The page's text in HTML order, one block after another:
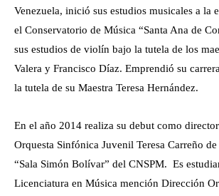
Venezuela, inició sus estudios musicales a la
el Conservatorio de Música “Santa Ana de
sus estudios de violín bajo la tutela de los
Valera y Francisco Díaz. Emprendió su
la tutela de su Maestra Teresa Hernández.
En el año 2014 realiza su debut como
Orquesta Sinfónica Juvenil Teresa Carreño
“Sala Simón Bolívar” del CNSPM. Es
Licenciatura en Música mención Dirección